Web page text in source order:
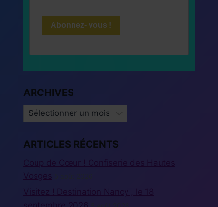
Abonnez- vous !
ARCHIVES
ARCHIVES
ARTICLES RÉCENTS